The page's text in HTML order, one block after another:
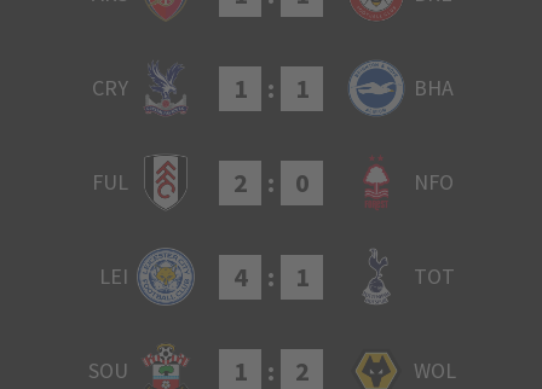
CRY 1 : 1 BHA
FUL 2 : 0 NFO
LEI 4 : 1 TOT
SOU 1 : 2 WOL